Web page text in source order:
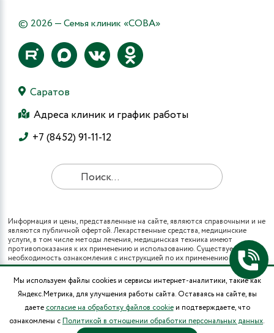
© 2026 — Семья клиник «СОВА»
Саратов
Адреса клиник и график работы
+7 (8452) 91-11-12
Информация и цены, представленные на сайте, являются справочными и не
являются публичной офертой. Лекарственные средства, медицинские
услуги, в том числе методы лечения, медицинская техника имеют
противопоказания к их применению и использованию. Существует
необходимость ознакомления с инструкцией по их применению и
получения консультации специалистов.
Все виды медицинских услуг вы также можете получить в рамках
программы государственных гарантий бесплатного оказания гражданам
медицинской помощи и территориальных программ государственных
гарантий бесплатного оказания гражданам медицинской помощи (при
наличии полиса ОМС в муниципальных поликлиниках города).
* Цены на операции носят информационный характер и могут изменяться в
Мы используем файлы cookies и сервисы интернет-аналитики, такие как
Яндекс.Метрика, для улучшения работы сайта. Оставаясь на сайте, вы
даете согласие на обработку файлов cookieи подтверждаете, что
ознакомлены сПолитикой в отношении обработки персональных данных.